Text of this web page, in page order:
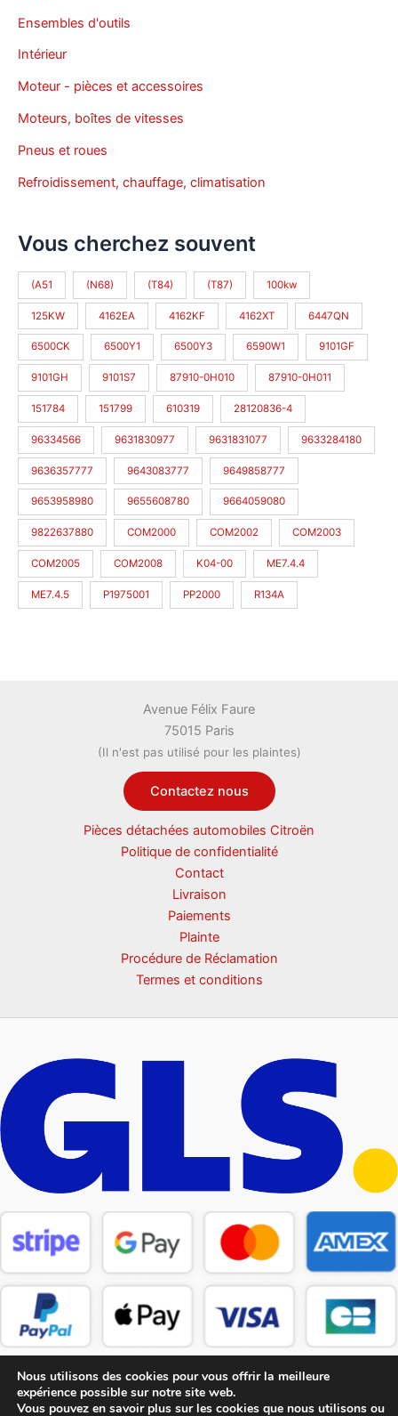
Ensembles d'outils
Intérieur
Moteur - pièces et accessoires
Moteurs, boîtes de vitesses
Pneus et roues
Refroidissement, chauffage, climatisation
Vous cherchez souvent
(A51 (N68) (T84) (T87) 100kw
125KW 4162EA 4162KF 4162XT 6447QN
6500CK 6500Y1 6500Y3 6590W1 9101GF
9101GH 9101S7 87910-0H010 87910-0H011
151784 151799 610319 28120836-4
96334566 9631830977 9631831077 9633284180
9636357777 9643083777 9649858777
9653958980 9655608780 9664059080
9822637880 COM2000 COM2002 COM2003
COM2005 COM2008 K04-00 ME7.4.4
ME7.4.5 P1975001 PP2000 R134A
Avenue Félix Faure
75015 Paris
(Il n'est pas utilisé pour les plaintes)
Contactez nous
Pièces détachées automobiles Citroën
Politique de confidentialité
Contact
Livraison
Paiements
Plainte
Procédure de Réclamation
Termes et conditions
Nous utilisons des cookies pour vous offrir la meilleure
expérience possible sur notre site web.
Vous pouvez en savoir plus sur les cookies que nous utilisons ou